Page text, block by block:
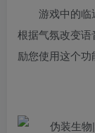
游戏中的临
根据气氛改变
励您使用这个功